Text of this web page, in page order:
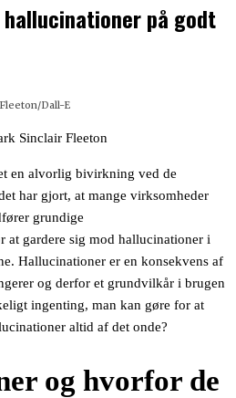
på godt
Dall-E
Sinclair Fleeton
en alvorlig bivirkning ved de
har gjort, at mange virksomheder
grundige
at gardere sig mod hallucinationer i
Hallucinationer er en konsekvens af
og derfor et grundvilkår i brugen
ingenting, man kan gøre for at
altid af det onde?
og hvorfor de